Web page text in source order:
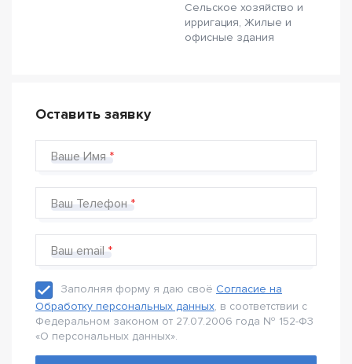
Сельское хозяйство и
ирригация, Жилые и
офисные здания
Оставить заявку
Ваше Имя
Ваш Телефон
Ваш email
Заполняя форму я даю своё Согласие на
Обработку персональных данных, в соответствии с
Федеральном законом от 27.07.2006 года № 152-Ф3
«О персональных данных».